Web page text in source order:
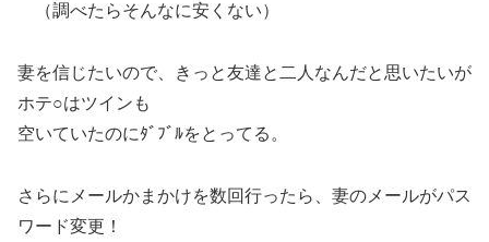
（調べたらそんなに安くない）
妻を信じたいので、きっと友達と二人なんだと思いたいが
ホテ○はツインも
空いていたのにﾀﾞﾌﾞﾙをとってる。
さらにメールかまかけを数回行ったら、妻のメールがパス
ワード変更！